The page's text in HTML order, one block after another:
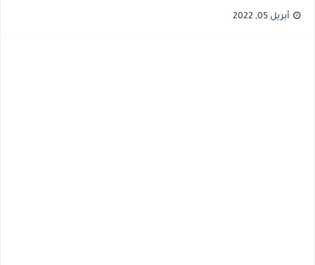
أبريل 05, 2022